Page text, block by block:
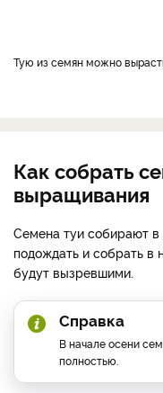
Тую из семян можно
Как собрать
выращивания
Семена туи собирают в
подождать и собрать в
будут вызревшими.
Справка
В начале осени
полностью.